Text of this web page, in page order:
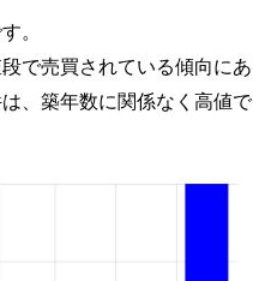
。
で売買されている傾向にあ
、築年数に関係なく高値で